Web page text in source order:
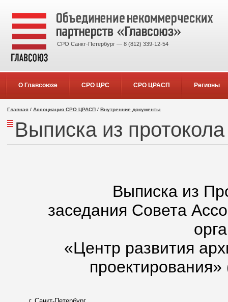
СРО Санкт-Петербург — 8 (812) 339-12-54
О Главсоюзе СРО ЦРС СРО ЦРАСП Регионы
Главная / Ассоциация СРО ЦРАСП / Внутренние документы
Выписка из протокола
Выписка из
заседания Совета
«Центр развития